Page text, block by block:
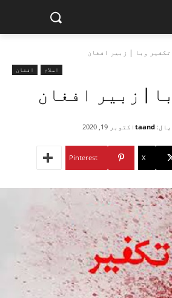
تکفیر وبا | زبیر افغان
اسلام افغان
| زبیر افغان
taand اکتوبر 19, 2020
X
Pinterest